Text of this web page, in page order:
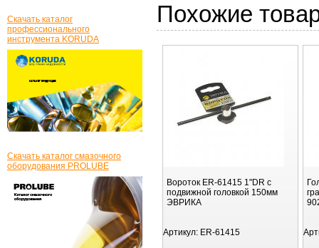
Похожие
Вороток ER-61415 1"DR с
подвижной головкой 150мм
ЭВРИКА
Артикул: ER-61415
Скачать каталог
профессионального
инструмента KORUDA
Скачать каталог смазочного
оборудования PROLUBE